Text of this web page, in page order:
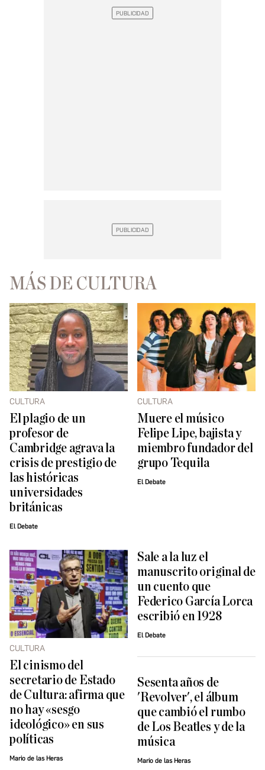
MÁS DE CULTURA
CULTURA
El plagio de un
profesor de
Cambridge agrava la
crisis de prestigio de
las históricas
universidades
británicas
El Debate
CULTURA
Muere el músico
Felipe Lipe, bajista y
miembro fundador del
grupo Tequila
El Debate
CULTURA
El cinismo del
secretario de Estado
de Cultura: afirma que
no hay «sesgo
ideológico» en sus
políticas
Mario de las Heras
Sale a la luz el
manuscrito original de
un cuento que
Federico García Lorca
escribió en 1928
El Debate
Sesenta años de
'Revolver', el álbum
que cambió el rumbo
de Los Beatles y de la
música
Mario de las Heras